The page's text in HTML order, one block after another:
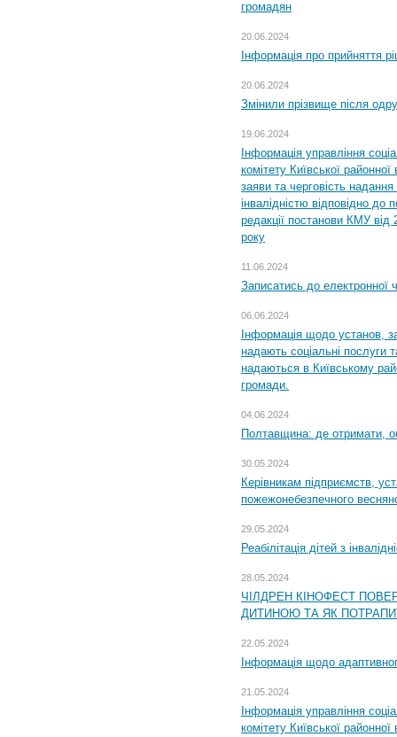
громадян
20.06.2024
Інформація про прийняття
20.06.2024
Змінили прізвище після
19.06.2024
Інформація управління
комітету Київської
заяви та черговість надання
інвалідністю відповідно
редакції постанови КМУ
року
11.06.2024
Записатись до електронної
06.06.2024
Інформація щодо установ,
надають соціальні послуги
надаються в Київському
громади.
04.06.2024
Полтавщина: де отримати,
30.05.2024
Керівникам підприємств,
пожежонебезпечного
29.05.2024
Реабілітація дітей з
28.05.2024
ЧІЛДРЕН КІНОФЕСТ
ДИТИНОЮ ТА ЯК
22.05.2024
Інформація щодо
21.05.2024
Інформація управління
комітету Київської